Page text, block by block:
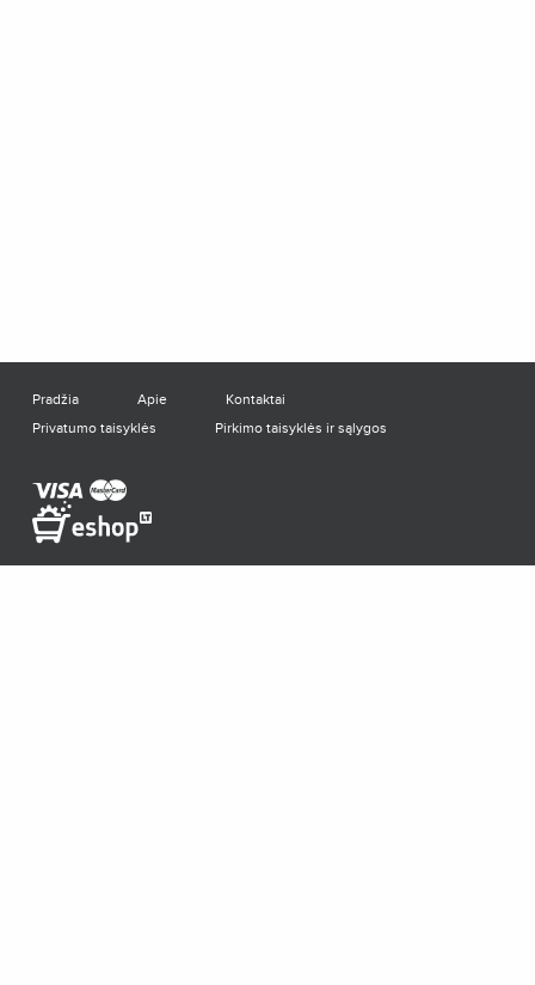
Pradžia Apie
Kontaktai
Privatumo taisyklės
Pirkimo taisyklės ir sąlygos